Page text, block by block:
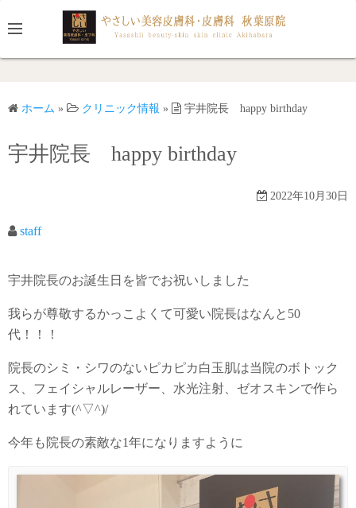
ン
へ
キ
ホーム » クリニック情報 » 宇井院長 happy birthday
宇井院長 happy birthday
2022年10月30日
staff
宇井院長のお誕生日を皆でお祝いしました
我らが尊敬するかっこよくて可愛い院長はなんと50
代！！！
院長のシミ・シワのないピカピカ白玉肌は当院のボトック
ス、フェイシャルレーザー、水光注射、ゼオスキンで作ら
れています(^▽^)/
今年も院長の素敵な1年になりますように